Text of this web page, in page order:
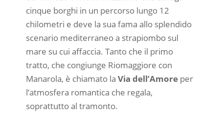
cinque borghi in un percorso lungo 12
chilometri e deve la sua fama allo splendido
scenario mediterraneo a strapiombo sul
mare su cui affaccia. Tanto che il primo
tratto, che congiunge Riomaggiore con
Manarola, è chiamato la Via dell’Amoreper
l’atmosfera romantica che regala,
soprattutto al tramonto.